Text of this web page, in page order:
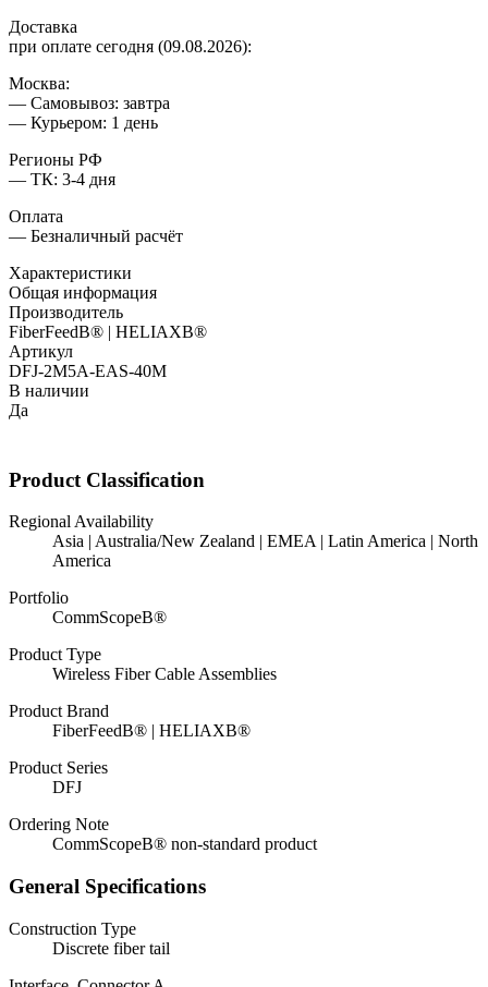
Доставка
при оплате сегодня (09.08.2026):
Москва:
— Самовывоз: завтра
— Курьером: 1 день
Регионы РФ
— ТК: 3-4 дня
Оплата
— Безналичный расчёт
Характеристики
Общая информация
Производитель
FiberFeedВ® | HELIAXВ®
Артикул
DFJ-2M5A-EAS-40M
В наличии
Да
Product Classification
Regional Availability
Asia | Australia/New Zealand | EMEA | Latin America | North
America
Portfolio
CommScopeВ®
Product Type
Wireless Fiber Cable Assemblies
Product Brand
FiberFeedВ® | HELIAXВ®
Product Series
DFJ
Ordering Note
CommScopeВ® non-standard product
General Specifications
Construction Type
Discrete fiber tail